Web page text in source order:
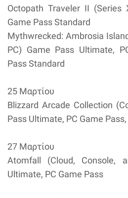
Octopath Traveler II (Series
Game Pass Standard
Mythwrecked: Ambrosia
PC) Game Pass Ultimate,
Pass Standard
25 Μαρτίου
Blizzard Arcade Collection
Pass Ultimate, PC Game
27 Μαρτίου
Atomfall (Cloud, Console,
Ultimate, PC Game Pass